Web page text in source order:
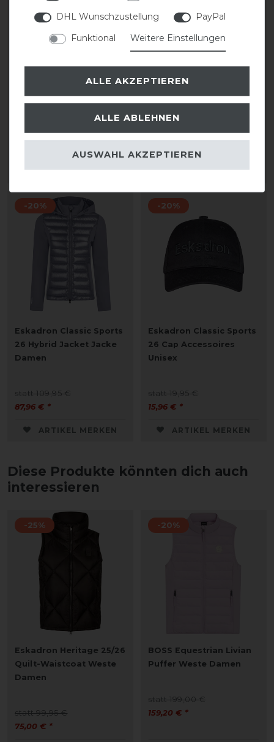
Accessoires Damen
11,96 € *
ARTIKEL MERKEN
Damen
statt 109,95 €
87,96 € *
ARTIKEL MERKEN
-20%
Eskadron Classic Sports
26 Hybrid Jacket Jacke
Damen
statt 109,95 €
87,96 € *
ARTIKEL MERKEN
-20%
Eskadron Classic Sports
26 Cap Accessoires
Unisex
statt 19,95 €
15,96 € *
ARTIKEL MERKEN
Diese Produkte könnten dich auch
interessieren
-25%
Eskadron Heritage 25/26
Quilt-Waistcoat Weste
Damen
statt 99,95 €
75,00 € *
-20%
BOSS Equestrian Livian
Puffer Weste Damen
statt 199,00 €
159,20 € *
DHL Wunschzustellung
PayPal
Funktional
Weitere Einstellungen
ALLE AKZEPTIEREN
ALLE ABLEHNEN
AUSWAHL AKZEPTIEREN